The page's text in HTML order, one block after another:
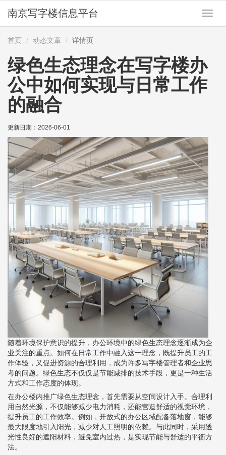
切
换
南京写字楼信息平台
首页 动态文章 详情页
绿色生态理念在写字楼办
公中如何实现与日常工作
的融合
更新日期： 2026-06-01
随着环境保护意识的提升，办公环境中的绿色生态理念逐渐成为企
业关注的重点。如何在日常工作中融入这一理念，既提升员工的工
作体验，又促进资源的合理利用，成为许多写字楼管理者和企业思
考的问题。绿色生态不仅仅是节能减排的技术手段，更是一种生活
方式和工作态度的体现。
在办公楼内推广绿色生态理念，首先需要从空间设计入手。合理利
用自然光源，不仅能够减少电力消耗，还能营造舒适的视觉环境，
提升员工的工作效率。例如，开放式的办公区域配备落地窗，能够
最大限度地引入阳光，减少对人工照明的依赖。与此同时，采用透
光性良好的遮阳材料，避免室内过热，是实现节能与舒适的平衡方
法。